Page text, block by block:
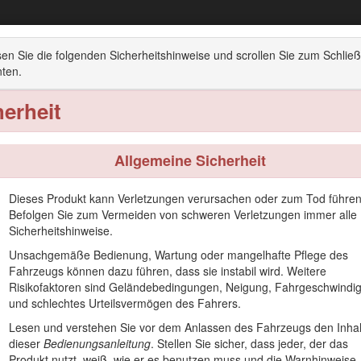
Sie die folgenden Sicherheitshinweise und scrollen Sie zum
Allgemeine Sicherheit
Dieses Produkt kann Verletzungen verursachen oder zum Tod
Befolgen Sie zum Vermeiden von schweren Verletzungen immer alle
Sicherheitshinweise.
Unsachgemäße Bedienung, Wartung oder mangelhafte Pflege des
Fahrzeugs können dazu führen, dass sie instabil wird. Weitere
Risikofaktoren sind Geländebedingungen, Neigung,
und schlechtes Urteilsvermögen des Fahrers.
Lesen und verstehen Sie vor dem Anlassen des Fahrzeugs den
dieser Bedienungsanleitung. Stellen Sie sicher, dass jeder, der das
Vista™ Lithium Shuttle Fahrzeug
von Personen abseits öffentlicher Straßen bestimmt. Der
sich mit dem ordnungsgemäßen Einsatz und der Wartung des
tragen die Verantwortung für einen ordnungsgemäßen und sicheren
und Schulungsunterlagen, Zubehörinformationen, Standort
Kundendienst, wenn Sie eine Serviceleistung, Toro
des Fahrzeugs griffbereit. In Bild1 ist angegeben, wo an dem
des Geräts ein.